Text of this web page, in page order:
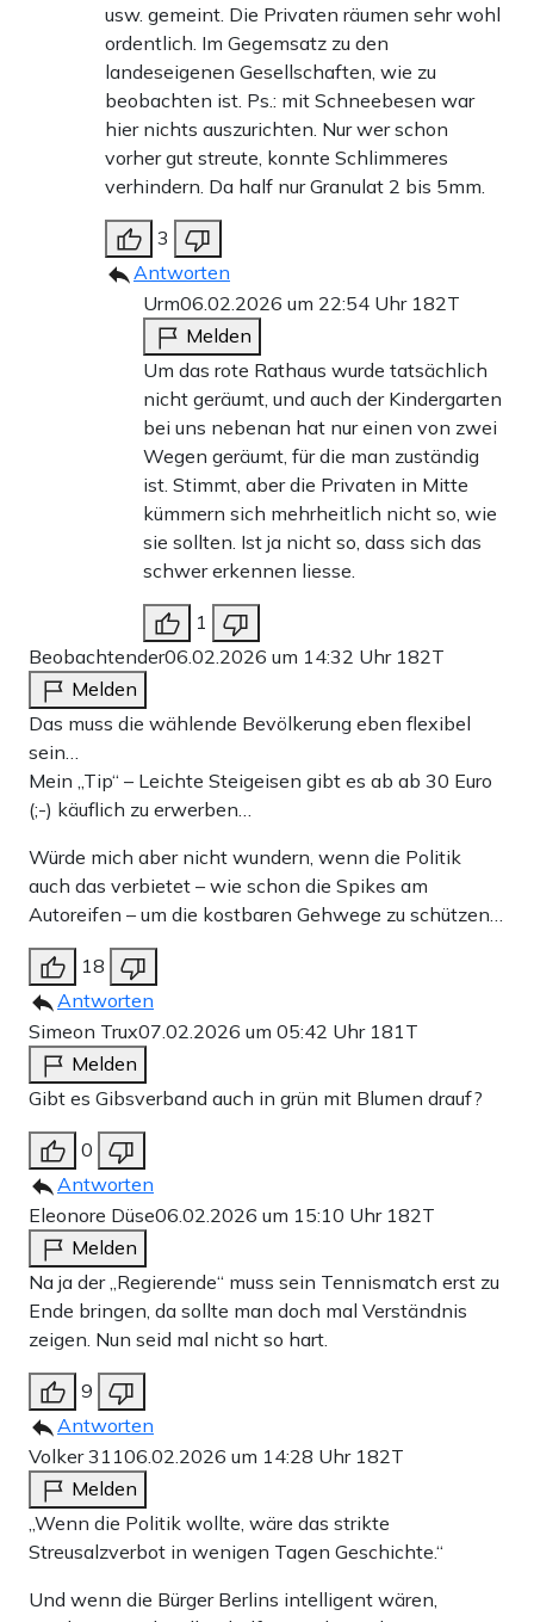
usw. gemeint. Die Privaten räumen sehr wohl
ordentlich. Im Gegemsatz zu den
landeseigenen Gesellschaften, wie zu
beobachten ist. Ps.: mit Schneebesen war
hier nichts auszurichten. Nur wer schon
vorher gut streute, konnte Schlimmeres
verhindern. Da half nur Granulat 2 bis 5mm.
3
Antworten
Urm06.02.2026 um 22:54 Uhr 182T
Melden
Um das rote Rathaus wurde tatsächlich
nicht geräumt, und auch der Kindergarten
bei uns nebenan hat nur einen von zwei
Wegen geräumt, für die man zuständig
ist. Stimmt, aber die Privaten in Mitte
kümmern sich mehrheitlich nicht so, wie
sie sollten. Ist ja nicht so, dass sich das
schwer erkennen liesse.
1
Beobachtender06.02.2026 um 14:32 Uhr 182T
Melden
Das muss die wählende Bevölkerung eben flexibel
sein…
Mein „Tip“ – Leichte Steigeisen gibt es ab ab 30 Euro
(;-) käuflich zu erwerben…
Würde mich aber nicht wundern, wenn die Politik
auch das verbietet – wie schon die Spikes am
Autoreifen – um die kostbaren Gehwege zu schützen…
18
Antworten
Simeon Trux07.02.2026 um 05:42 Uhr 181T
Melden
Gibt es Gibsverband auch in grün mit Blumen drauf?
0
Antworten
Eleonore Düse06.02.2026 um 15:10 Uhr 182T
Melden
Na ja der „Regierende“ muss sein Tennismatch erst zu
Ende bringen, da sollte man doch mal Verständnis
zeigen. Nun seid mal nicht so hart.
9
Antworten
Volker 31106.02.2026 um 14:28 Uhr 182T
Melden
„Wenn die Politik wollte, wäre das strikte
Streusalzverbot in wenigen Tagen Geschichte.“
Und wenn die Bürger Berlins intelligent wären,